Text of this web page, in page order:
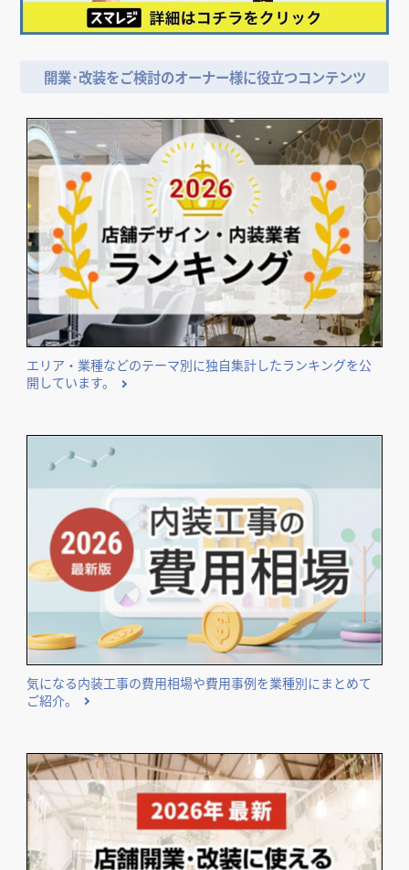
開業･改装をご検討のオーナー様に役立つコンテンツ
エリア・業種などのテーマ別に独自集計したランキングを公
開しています。
気になる内装工事の費用相場や費用事例を業種別にまとめて
ご紹介。